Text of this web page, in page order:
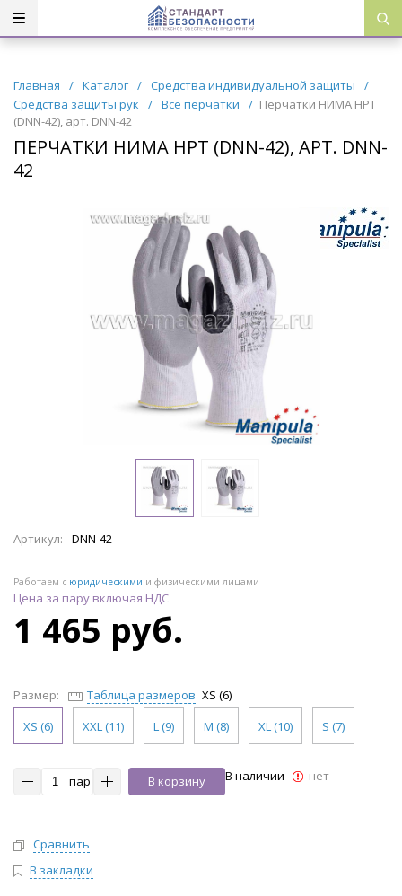
Главная / Каталог / Средства индивидуальной защиты
/
Средства защиты рук
/ Все перчатки / Перчатки НИМА НРТ
(DNN-42), арт. DNN-42
ПЕРЧАТКИ НИМА НРТ (DNN-42), АРТ. DNN-
42
Артикул: DNN-42
Работаем с юридическими и физическими лицами
Цена за пару включая НДС
1 465 руб.
Размер: Таблица размеров XS (6)
XS (6)
XXL (11) L (9) M (8) XL (10) S (7)
пар В корзину В наличии нет
Сравнить
В закладки